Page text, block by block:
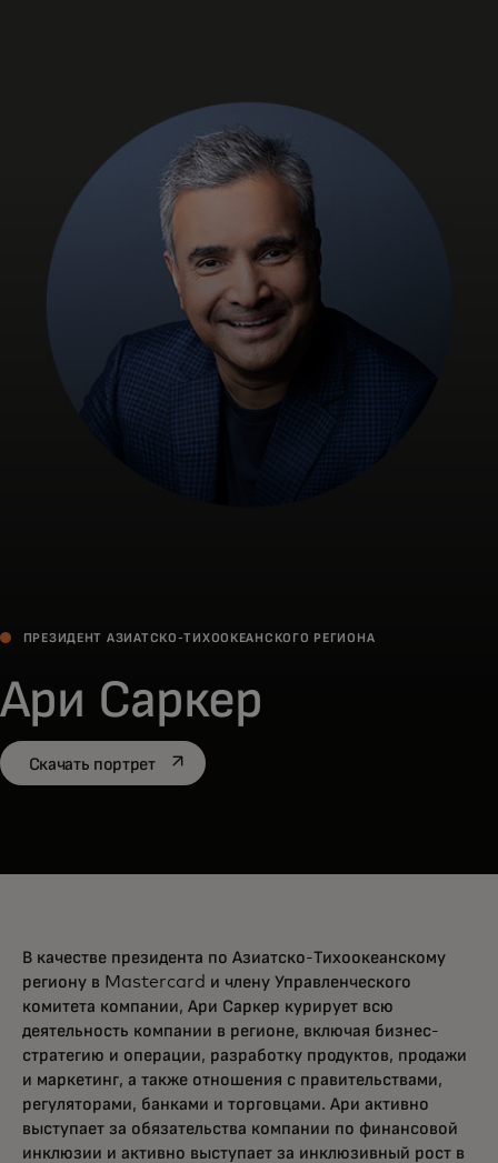
Для бизнеса
Для всего мира
Для новаторов
Новости и тренды
ПРЕЗИДЕНТ АЗИАТСКО-ТИХООКЕАНСКОГО РЕГИОНА
Ари Саркер
Скачать портретopens in a new tab
В качестве президента по Азиатско-Тихоокеанскому
региону в Mastercard и члену Управленческого
комитета компании, Ари Саркер курирует всю
деятельность компании в регионе, включая бизнес-
стратегию и операции, разработку продуктов, продажи
и маркетинг, а также отношения с правительствами,
регуляторами, банками и торговцами. Ари активно
выступает за обязательства компании по финансовой
инклюзии и активно выступает за инклюзивный рост в